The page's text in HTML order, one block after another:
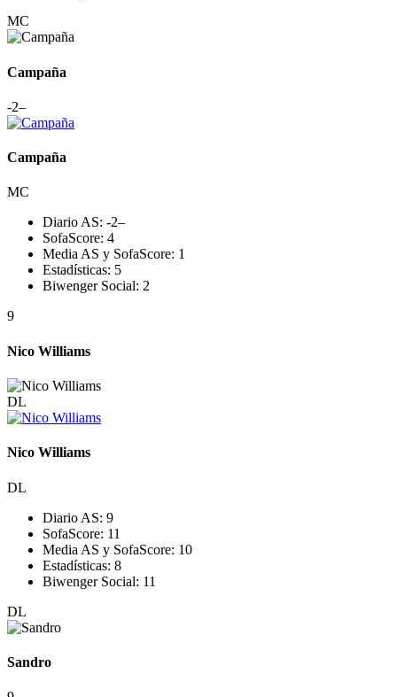
MC
Campaña
-2–
Campaña
MC
Diario AS: -2–
SofaScore: 4
Media AS y SofaScore: 1
Estadísticas: 5
Biwenger Social: 2
9
Nico Williams
DL
Nico Williams
DL
Diario AS: 9
SofaScore: 11
Media AS y SofaScore: 10
Estadísticas: 8
Biwenger Social: 11
DL
Sandro